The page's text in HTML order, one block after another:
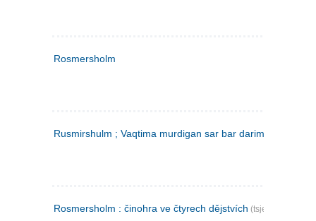
Rosmersholm
Rusmirshulm ; Vaqtima murdigan sar bar darim
Rosmersholm : činohra ve čtyrech dějstvích (tsjekkisk)